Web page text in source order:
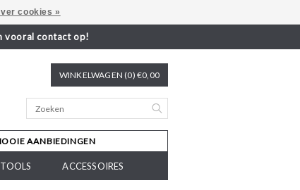
vooral contact op!
WINKELWAGEN (0) €0,00
AANBIEDINGEN
TOOLS ACCESSOIRES
cookies »